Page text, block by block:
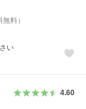
料）
い
4.60